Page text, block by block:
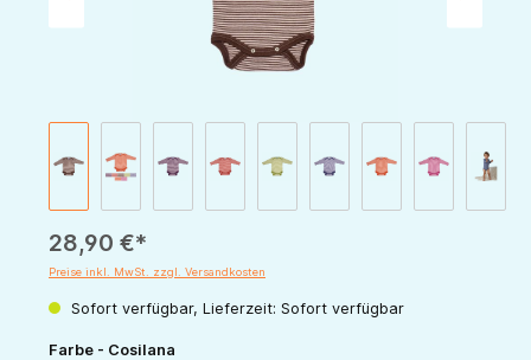
28,90 €*
Preise inkl. MwSt. zzgl. Versandkosten
Sofort verfügbar, Lieferzeit: Sofort verfügbar
Farbe - Cosilana